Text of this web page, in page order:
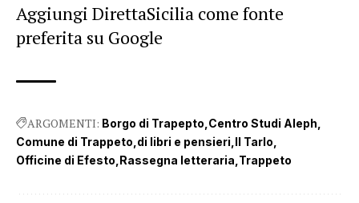
Aggiungi DirettaSicilia come fonte
preferita su Google
ARGOMENTI: Borgo di Trapepto Centro Studi Aleph
Comune di Trappeto di libri e pensieri Il Tarlo
Officine di Efesto Rassegna letteraria Trappeto